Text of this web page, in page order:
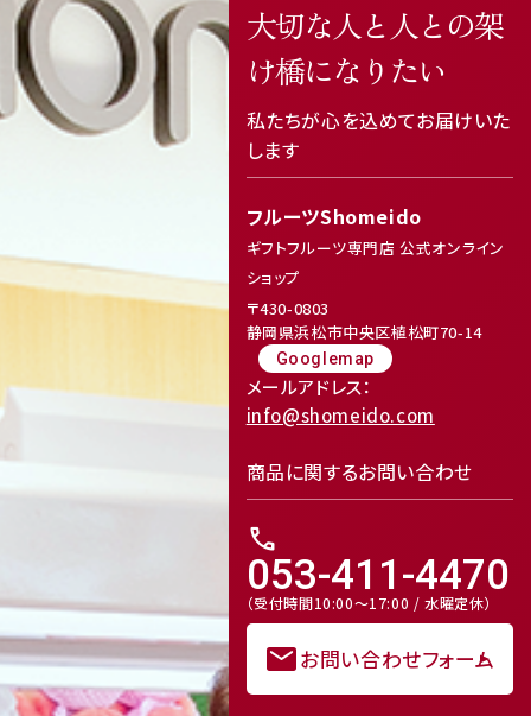
大切な人と人との架
け橋になりたい
私たちが心を込めてお届けいた
します
フルーツShomeido
ギフトフルーツ専門店 公式オンライン
ショップ
〒430-0803
静岡県浜松市中央区植松町70-14
Googlemap
メールアドレス：
info@shomeido.com
商品に関するお問い合わせ
call
053-411-4470
（受付時間10:00～17:00 / 水曜定休）
mailお問い合わせフォーム